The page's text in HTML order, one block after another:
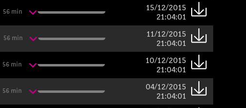
56 min
15/12/2015
21:04:01
56 min
11/12/2015
21:04:01
56 min
10/12/2015
21:04:01
56 min
04/12/2015
21:04:01